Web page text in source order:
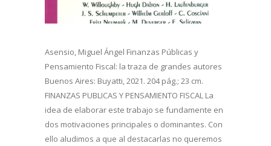
Asensio, Miguel Ángel Finanzas Públicas y
Pensamiento Fiscal: la traza de grandes autores
Buenos Aires: Buyatti, 2021. 204 pág.; 23 cm.
FINANZAS PUBLICAS Y PENSAMIENTO FISCAL La
idea de elaborar este trabajo se fundamente en
dos motivaciones principales o dominantes. Con
ello aludimos a que al destacarlas no queremos